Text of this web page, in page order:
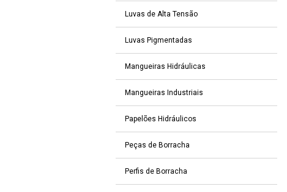
Luvas de Alta Tensão
Luvas Pigmentadas
Mangueiras Hidráulicas
Mangueiras Industriais
Papelões Hidráulicos
Peças de Borracha
Perfis de Borracha